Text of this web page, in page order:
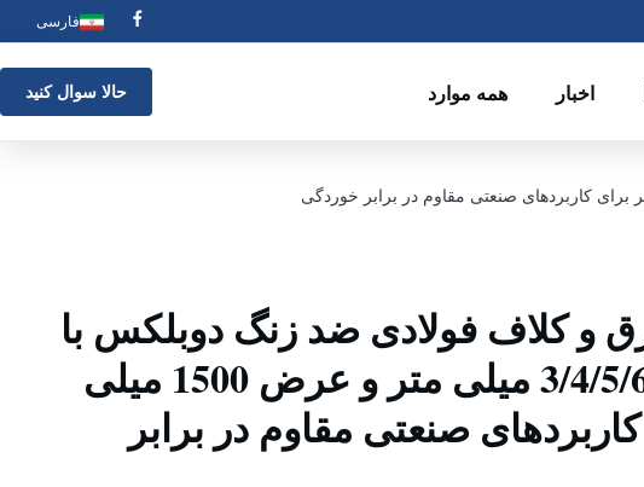
فارسی
اخبار همه موارد حالا سوال کنيد
ورق و کلاف فولادی ضد زنگ دوبلکس با
ضخامت 3/4/5/6 میلی متر و عرض 1500 میلی
صنعتی مقاوم در برابر